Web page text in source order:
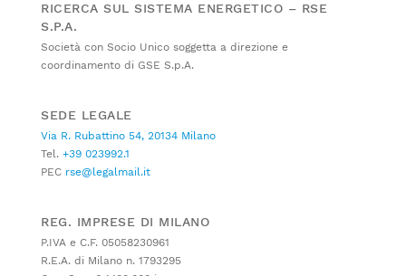
RICERCA SUL SISTEMA ENERGETICO – RSE
S.P.A.
Società con Socio Unico soggetta a direzione e
coordinamento di GSE S.p.A.
SEDE LEGALE
Via R. Rubattino 54, 20134 Milano
Tel. +39 023992.1
PEC rse@legalmail.it
REG. IMPRESE DI MILANO
P.IVA e C.F. 05058230961
R.E.A. di Milano n. 1793295